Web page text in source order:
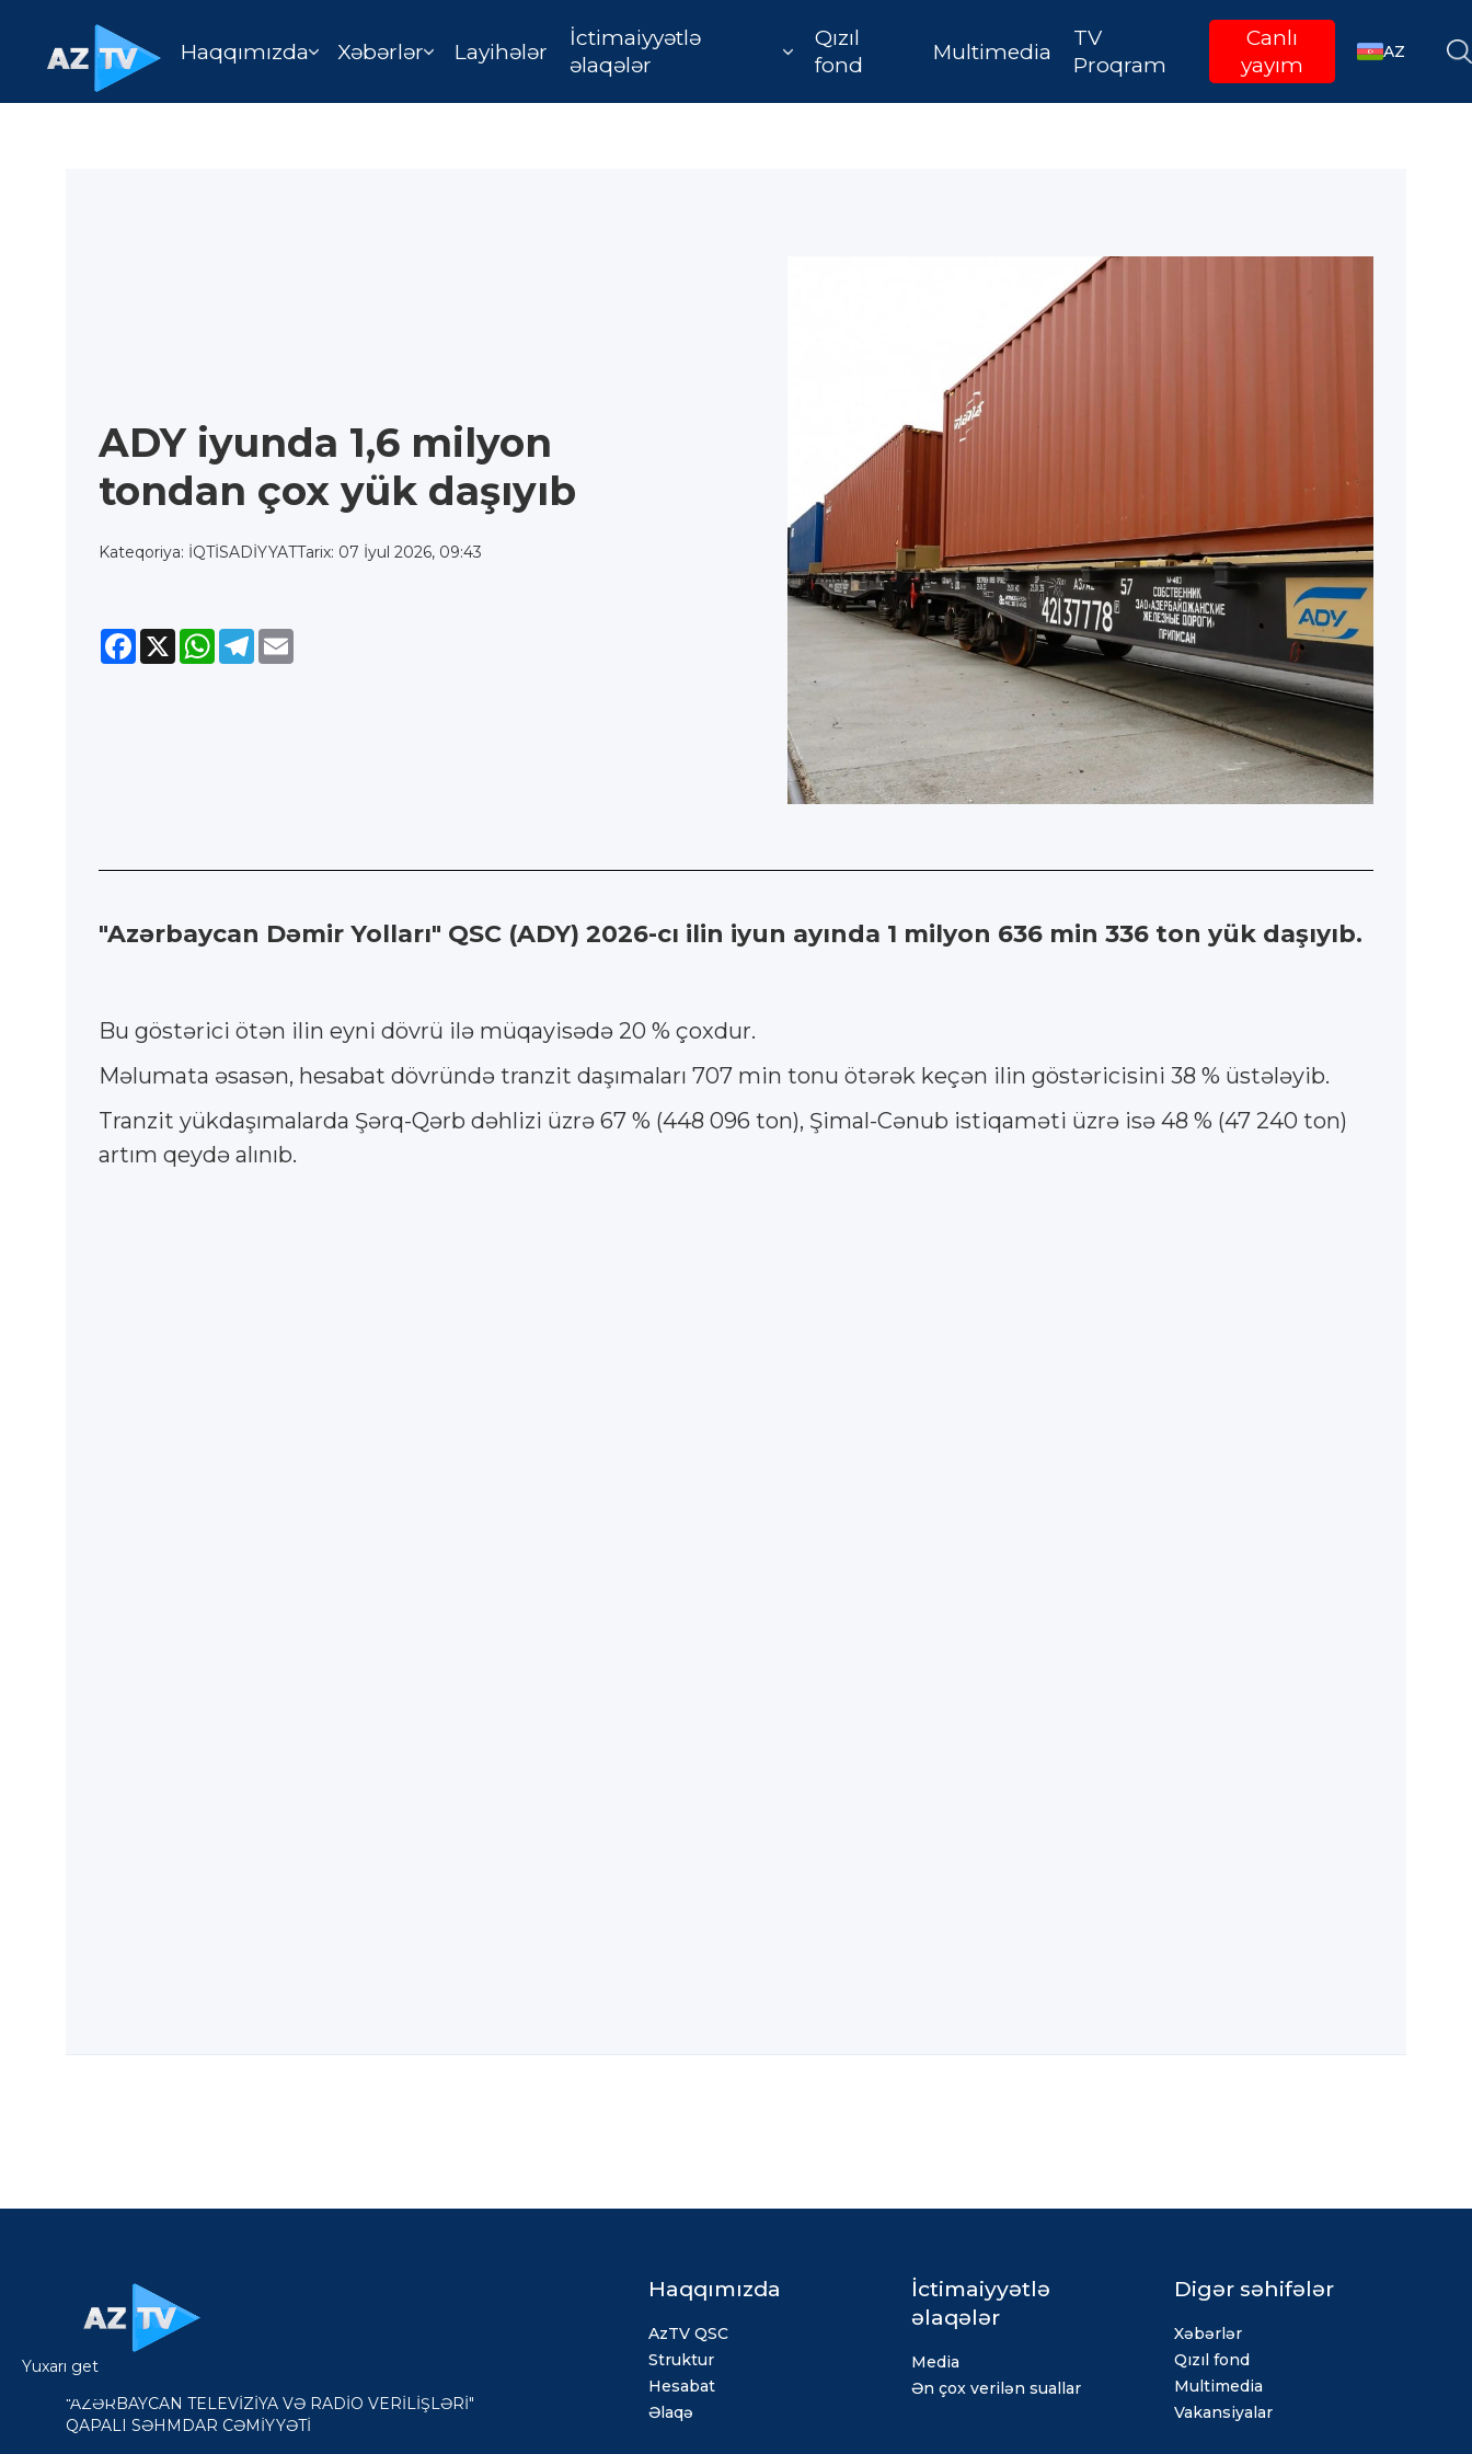
Haqqımızda Xəbərlər Layihələr
İctimaiyyətlə
əlaqələr
Qızıl
fond
Multimedia
TV
Proqram
Canlı
yayım
AZ
ADY iyunda 1,6 milyon
tondan çox yük daşıyıb
Kateqoriya: İQTİSADİYYATTarix: 07 İyul 2026, 09:43
Facebook
X WhatsApp
Telegram
"Azərbaycan Dəmir Yolları" QSC (ADY) 2026-cı ilin iyun ayında 1 milyon 636 min 336 ton yük daşıyıb.
Bu göstərici ötən ilin eyni dövrü ilə müqayisədə 20 % çoxdur.
Məlumata əsasən, hesabat dövründə tranzit daşımaları 707 min tonu ötərək keçən ilin göstəricisini 38 % üstələyib.
Tranzit yükdaşımalarda Şərq-Qərb dəhlizi üzrə 67 % (448 096 ton), Şimal-Cənub istiqaməti üzrə isə 48 % (47 240 ton)
artım qeydə alınıb.
"AZƏRBAYCAN TELEVİZİYA VƏ RADİO VERİLİŞLƏRİ"
QAPALI SƏHMDAR CƏMİYYƏTİ
Haqqımızda
AzTV QSC
Struktur
Hesabat
Əlaqə
İctimaiyyətlə
əlaqələr
Media
Ən çox verilən suallar
Digər səhifələr
Xəbərlər
Qızıl fond
Multimedia
Vakansiyalar
Yuxarı get